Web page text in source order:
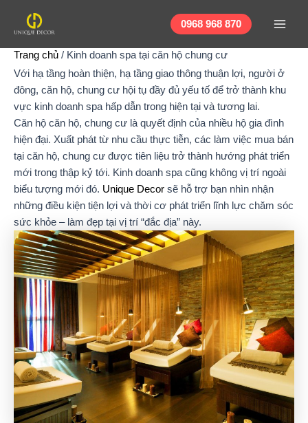
dung
0968 968 870
Trang chủ / Kinh doanh spa tại căn hộ chung cư
Với hạ tầng hoàn thiện, hạ tầng giao thông thuận lợi, người ở
đông, căn hộ, chung cư hội tụ đầy đủ yếu tố để trở thành khu
vực kinh doanh spa hấp dẫn trong hiện tại và tương lai.
Căn hộ căn hộ, chung cư là quyết định của nhiều hộ gia đình
hiện đại. Xuất phát từ nhu cầu thực tiễn, các làm việc mua bán
tại căn hộ, chung cư được tiên liệu trở thành hướng phát triển
mới trong thập kỷ tới. Kinh doanh spa cũng không vị trí ngoài
biểu tượng mới đó. Unique Decor sẽ hỗ trợ bạn nhìn nhận
những điều kiện tiện lợi và thời cơ phát triển lĩnh lực chăm sóc
sức khỏe – làm đẹp tại vị trí “đắc địa” này.